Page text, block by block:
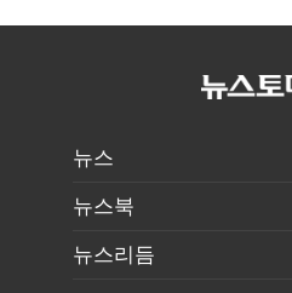
반도체 인재
뉴스
뉴스북
뉴스리듬